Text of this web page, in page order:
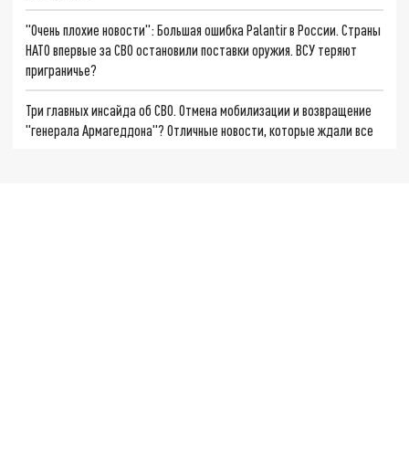
"Очень плохие новости": Большая ошибка Palantir в России. Страны
НАТО впервые за СВО остановили поставки оружия. ВСУ теряют
приграничье?
Три главных инсайда об СВО. Отмена мобилизации и возвращение
"генерала Армагеддона"? Отличные новости, которые ждали все